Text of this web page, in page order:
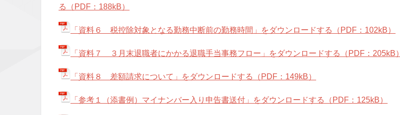
る（PDF：188kB）
「資料６ 税控除対象となる勤務中断前の勤務時間」をダウンロードする（PDF：102kB）
「資料７ ３月末退職者にかかる退職手当事務フロー」をダウンロードする（PDF：205kB）
「資料８ 差額請求について」をダウンロードする（PDF：149kB）
「参考１（添書例）マイナンバー入り申告書送付」をダウンロードする（PDF：125kB）